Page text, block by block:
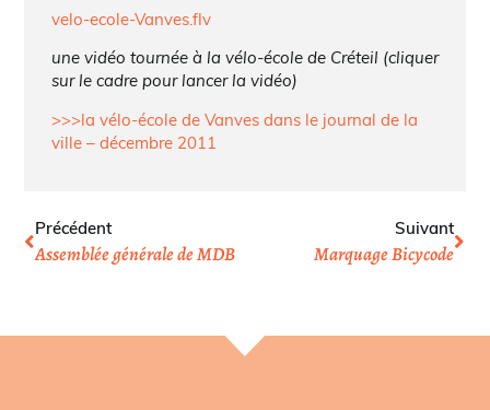
velo-ecole-Vanves.flv
une vidéo tournée à la vélo-école de Créteil (cliquer
sur le cadre pour lancer la vidéo)
>>>la vélo-école de Vanves dans le journal de la
ville – décembre 2011
Précédent
Assemblée générale de MDB
Suivant
Marquage Bicycode